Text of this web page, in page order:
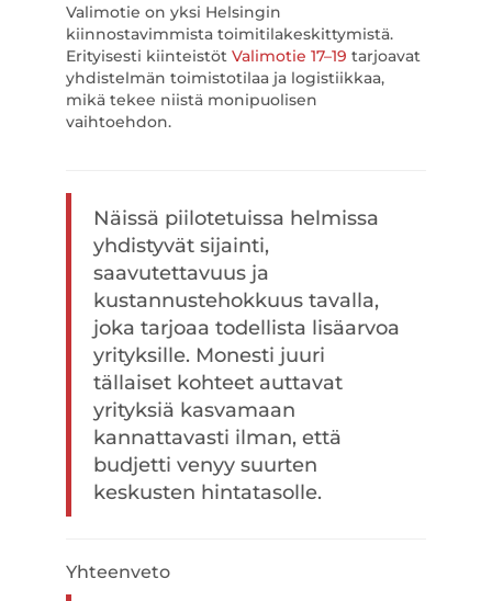
Valimotie on yksi Helsingin
kiinnostavimmista toimitilakeskittymistä.
Erityisesti kiinteistöt Valimotie 17–19 tarjoavat
yhdistelmän toimistotilaa ja logistiikkaa,
mikä tekee niistä monipuolisen
vaihtoehdon.
Näissä piilotetuissa helmissa
yhdistyvät sijainti,
saavutettavuus ja
kustannustehokkuus tavalla,
joka tarjoaa todellista lisäarvoa
yrityksille. Monesti juuri
tällaiset kohteet auttavat
yrityksiä kasvamaan
kannattavasti ilman, että
budjetti venyy suurten
keskusten hintatasolle.
Yhteenveto